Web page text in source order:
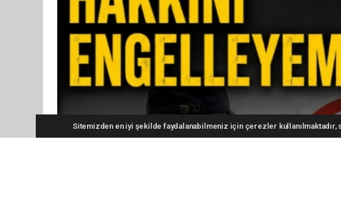
Sitemizden en iyi şekilde faydalanabilmeniz için çerezler